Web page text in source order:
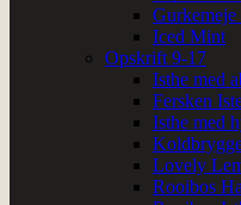
Gurkemeje
Iced Mint
Opskrift 9-17
Isthe med
Fersken
Isthe med
Lovely
Rooibos